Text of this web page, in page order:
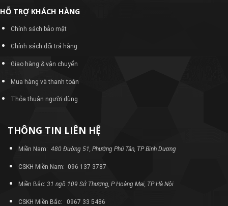
HỖ TRỢ KHÁCH HÀNG
Chính sách bảo mật
Chính sách đổi trả hàng
Giao hàng & vận chuyển
Mua hàng và thanh toán
Thỏa thuận người dùng
THÔNG TIN LIÊN HỆ
Miền Nam: 480 Đường 51, Phường Phú Tân, TP Bình Dương
CSKH Miền Nam: 096 137 3787
Miền Bắc: 31 ngõ 109 Sở Thượng, P Hoàng Mai, TP Hà Nội
CSKH Miền Bắc: 0967 33 5486